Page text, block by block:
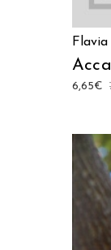
6,65€